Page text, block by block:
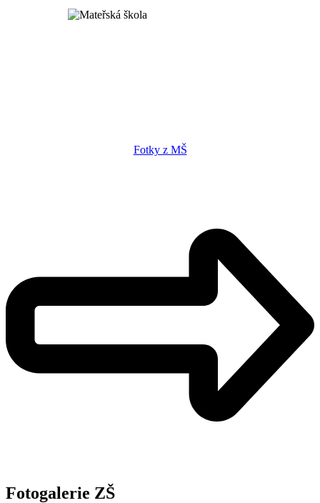
Fotky z MŠ
Fotogalerie ZŠ